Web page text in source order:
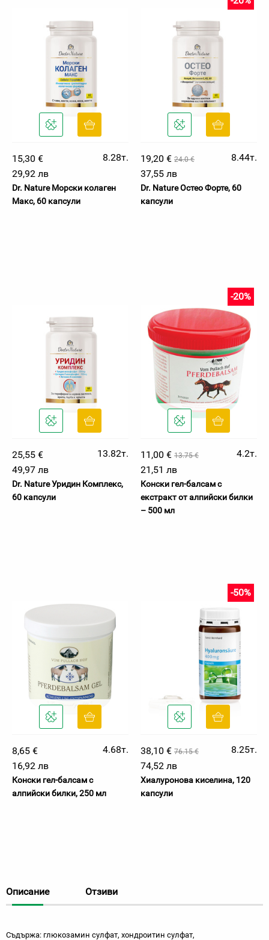
15,30 €
8.28т.
29,92 лв
Dr. Nature Морски колаген
Макс, 60 капсули
19,20 € 24.0 €
8.44т.
37,55 лв
Dr. Nature Остео Форте, 60
капсули
25,55 €
13.82т.
49,97 лв
Dr. Nature Уридин Комплекс,
60 капсули
11,00 € 13.75 €
-20%
4.2т.
21,51 лв
Конски гел-балсам с
екстракт от алпийски билки
– 500 мл
8,65 €
4.68т.
16,92 лв
Конски гел-балсам с
алпийски билки, 250 мл
38,10 € 76.15 €
-50%
8.25т.
74,52 лв
Хиалуронова киселина, 120
капсули
Описание Отзиви
Съдържа: глюкозамин сулфат, хондроитин сулфат,